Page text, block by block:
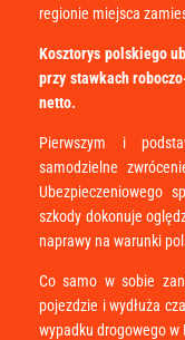
regionie miejsca
Kosztorys polskiego
przy stawkach
netto.
Pierwszym i
samodzielne
Ubezpieczeniowego
szkody dokonuje
naprawy na warunki
Co samo w sobie
pojezdzie i wydłuża
wypadku drogowego w